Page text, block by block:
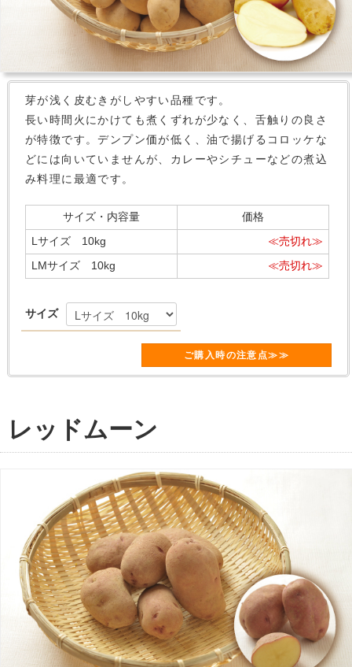
芽が浅く皮むきがしやすい品種です。
長い時間火にかけても煮くずれが少なく、舌触りの良さ
が特徴です。デンプン価が低く、油で揚げるコロッケな
どには向いていませんが、カレーやシチューなどの煮込
み料理に最適です。
サイズ・内容量
価格
Lサイズ 10kg
≪売切れ≫
LMサイズ 10kg
≪売切れ≫
サイズ
ご購入時の注意点≫≫
レッドムーン